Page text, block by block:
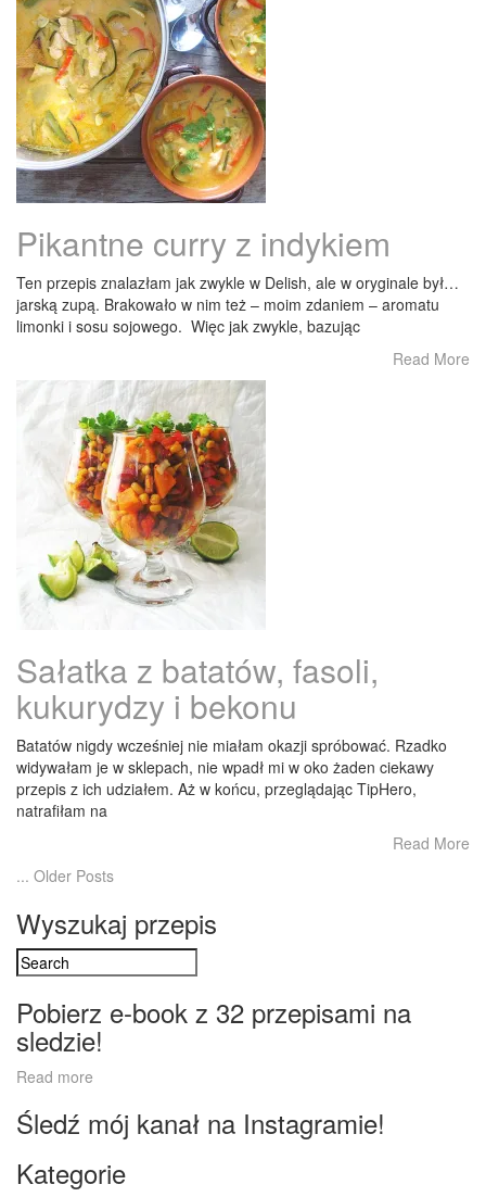
Pikantne curry z indykiem
Ten przepis znalazłam jak zwykle w Delish, ale w oryginale był…
jarską zupą. Brakowało w nim też – moim zdaniem – aromatu
limonki i sosu sojowego. Więc jak zwykle, bazując
Read More
Sałatka z batatów, fasoli,
kukurydzy i bekonu
Batatów nigdy wcześniej nie miałam okazji spróbować. Rzadko
widywałam je w sklepach, nie wpadł mi w oko żaden ciekawy
przepis z ich udziałem. Aż w końcu, przeglądając TipHero,
natrafiłam na
Read More
... Older Posts
Wyszukaj przepis
Pobierz e-book z 32 przepisami na
sledzie!
Read more
Śledź mój kanał na Instagramie!
Kategorie